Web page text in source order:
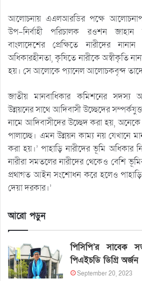
আলোচনায় এএলআরডির পক্ষে
উপ-নির্বাহী পরিচালক রওশন
বাংলাদেশের প্রেক্ষিতে নারীদের
অধিকারহীনতা, কৃষিতে নারীকে অস্বীকৃতি
হয়। সে আলোকে প্যানেল আলোচকবৃন্দ
জাতীয় মানবাধিকার কমিশনের সদস্য
উন্নয়নের সাথে আদিবাসী উচ্ছেদের
নামে আদিবাসীদের উচ্ছেদ করা হয়,
পালাচ্ছে। এমন উন্নয়ন কাম্য নয় যেখানে
করা হয়।’ পাহাড়ি নারীদের ভূমি অধিকার
নারীরা সমতলের নারীদের থেকেও বেশি
প্রথাগত আইন সংশোধন করে হলেও পাহাড়ি
দেয়া দরকার।’
আরো পড়ুন
পিসিপি’র সাবেক
পিএইচডি ডিগ্রি অর্জন
September 20, 2023